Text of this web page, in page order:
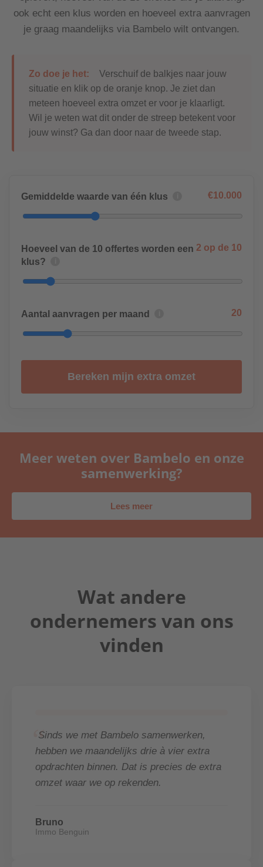
Partner worden
ook echt een klus worden en hoeveel extra aanvragen
je graag maandelijks via Bambelo wilt ontvangen.
Zo doe je het:
Verschuif de balkjes naar jouw
situatie en klik op de oranje knop. Je ziet dan
meteen hoeveel extra omzet er voor je klaarligt.
Wil je weten wat dit onder de streep betekent voor
jouw winst? Ga dan door naar de tweede stap.
Gemiddelde waarde van één klus €10.000
Hoeveel van de 10 offertes worden een
klus?
2 op de 10
Aantal aanvragen per maand 20
Bereken mijn extra omzet
Meer weten over Bambelo en onze
samenwerking?
Lees meer
Wat andere
ondernemers van ons
vinden
“
Sinds we met Bambelo samenwerken,
hebben we maandelijks drie à vier extra
opdrachten binnen. Dat is precies de extra
omzet waar we op rekenden.
Bruno
Immo Benguin